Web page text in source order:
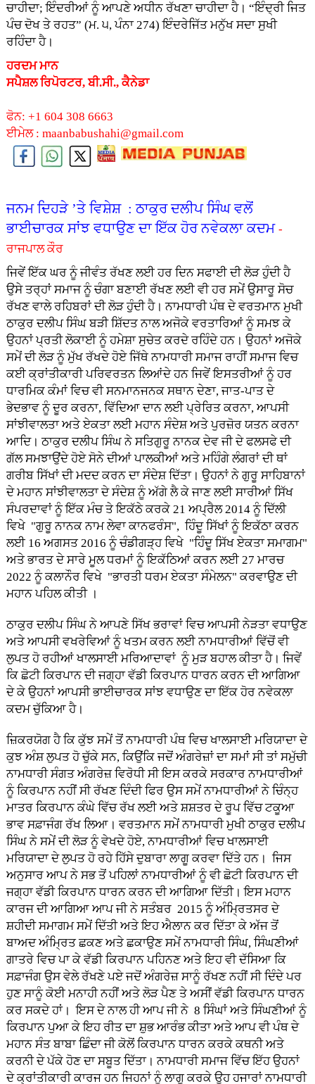
ਚਾਹੀਦਾ; ਇੰਦਰੀਆਂ ਨੂੰ ਆਪਣੇ ਅਧੀਨ ਰੱਖਣਾ ਚਾਹੀਦਾ ਹੈ। “ਇੰਦ੍ਰੀ ਜਿਤ
ਪੰਚ ਦੋਖ ਤੇ ਰਹਤ” (ਮ. ੫, ਪੰਨਾ 274) ਇੰਦਰੇਜਿੱਤ ਮਨੁੱਖ ਸਦਾ ਸੁਖੀ
ਰਹਿੰਦਾ ਹੈ।
ਹਰਦਮ ਮਾਨ
ਸਪੈਸ਼ਲ ਰਿਪੋਰਟਰ, ਬੀ.ਸੀ., ਕੈਨੇਡਾ
ਫੋਨ: +1 604 308 6663
ਈਮੇਲ : maanbabushahi@gmail.com
ਜਨਮ ਦਿਹੜੇ ’ਤੇ ਵਿਸ਼ੇਸ਼ : ਠਾਕੁਰ ਦਲੀਪ ਸਿੰਘ ਵਲੋਂ
ਭਾਈਚਾਰਕ ਸਾਂਝ ਵਧਾਉਣ ਦਾ ਇੱਕ ਹੋਰ ਨਵੇਕਲਾ ਕਦਮ -
ਰਾਜਪਾਲ ਕੌਰ
ਜਿਵੇਂ ਇੱਕ ਘਰ ਨੂੰ ਜੀਵੰਤ ਰੱਖਣ ਲਈ ਹਰ ਦਿਨ ਸਫਾਈ ਦੀ ਲੋੜ ਹੁੰਦੀ ਹੈ
ਉਸੇ ਤਰ੍ਹਾਂ ਸਮਾਜ ਨੂੰ ਚੰਗਾ ਬਣਾਈ ਰੱਖਣ ਲਈ ਵੀ ਹਰ ਸਮੇਂ ਉਸਾਰੂ ਸੋਚ
ਰੱਖਣ ਵਾਲੇ ਰਹਿਬਰਾਂ ਦੀ ਲੋੜ ਹੁੰਦੀ ਹੈ। ਨਾਮਧਾਰੀ ਪੰਥ ਦੇ ਵਰਤਮਾਨ ਮੁਖੀ
ਠਾਕੁਰ ਦਲੀਪ ਸਿੰਘ ਬੜੀ ਸ਼ਿੱਦਤ ਨਾਲ ਅਜੋਕੇ ਵਰਤਾਰਿਆਂ ਨੂੰ ਸਮਝ ਕੇ
ਉਹਨਾਂ ਪ੍ਰਤੀ ਲੋਕਾਈ ਨੂੰ ਹਮੇਸ਼ਾ ਸੁਚੇਤ ਕਰਦੇ ਰਹਿੰਦੇ ਹਨ। ਉਹਨਾਂ ਅਜੋਕੇ
ਸਮੇਂ ਦੀ ਲੋੜ ਨੂੰ ਮੁੱਖ ਰੱਖਦੇ ਹੋਏ ਜਿੱਥੇ ਨਾਮਧਾਰੀ ਸਮਾਜ ਰਾਹੀਂ ਸਮਾਜ ਵਿਚ
ਕਈ ਕ੍ਰਾਂਤੀਕਾਰੀ ਪਰਿਵਰਤਨ ਲਿਆਂਦੇ ਹਨ ਜਿਵੇਂ ਇਸਤਰੀਆਂ ਨੂੰ ਹਰ
ਧਾਰਮਿਕ ਕੰਮਾਂ ਵਿਚ ਵੀ ਸਨਮਾਨਜਨਕ ਸਥਾਨ ਦੇਣਾ, ਜਾਤ-ਪਾਤ ਦੇ
ਭੇਦਭਾਵ ਨੂੰ ਦੂਰ ਕਰਨਾ, ਵਿੱਦਿਆ ਦਾਨ ਲਈ ਪ੍ਰੇਰਿਤ ਕਰਨਾ, ਆਪਸੀ
ਸਾਂਝੀਵਾਲਤਾ ਅਤੇ ਏਕਤਾ ਲਈ ਮਹਾਨ ਸੰਦੇਸ਼ ਅਤੇ ਪੁਰਜ਼ੋਰ ਯਤਨ ਕਰਨਾ
ਆਦਿ। ਠਾਕੁਰ ਦਲੀਪ ਸਿੰਘ ਨੇ ਸਤਿਗੁਰੂ ਨਾਨਕ ਦੇਵ ਜੀ ਦੇ ਫਲਸਫੇ ਦੀ
ਗੱਲ ਸਮਝਾਉਂਦੇ ਹੋਏ ਸੋਨੇ ਦੀਆਂ ਪਾਲਕੀਆਂ ਅਤੇ ਮਹਿੰਗੇ ਲੰਗਰਾਂ ਦੀ ਥਾਂ
ਗਰੀਬ ਸਿੱਖਾਂ ਦੀ ਮਦਦ ਕਰਨ ਦਾ ਸੰਦੇਸ਼ ਦਿੱਤਾ। ਉਹਨਾਂ ਨੇ ਗੁਰੂ ਸਾਹਿਬਾਨਾਂ
ਦੇ ਮਹਾਨ ਸਾਂਝੀਵਾਲਤਾ ਦੇ ਸੰਦੇਸ਼ ਨੂੰ ਅੱਗੇ ਲੈ ਕੇ ਜਾਣ ਲਈ ਸਾਰੀਆਂ ਸਿੱਖ
ਸੰਪਰਦਾਵਾਂ ਨੂੰ ਇੱਕ ਮੰਚ ਤੇ ਇਕੱਠੇ ਕਰਕੇ 21 ਅਪ੍ਰੈਲ 2014 ਨੂੰ ਦਿੱਲੀ
ਵਿਖੇ "ਗੁਰੂ ਨਾਨਕ ਨਾਮ ਲੇਵਾ ਕਾਨਫਰੰਸ", ਹਿੰਦੂ ਸਿੱਖਾਂ ਨੂੰ ਇਕੱਠਾ ਕਰਨ
ਲਈ 16 ਅਗਸਤ 2016 ਨੂੰ ਚੰਡੀਗੜ੍ਹ ਵਿਖੇ "ਹਿੰਦੂ ਸਿੱਖ ਏਕਤਾ ਸਮਾਗਮ"
ਅਤੇ ਭਾਰਤ ਦੇ ਸਾਰੇ ਮੂਲ ਧਰਮਾਂ ਨੂੰ ਇਕੱਠਿਆਂ ਕਰਨ ਲਈ 27 ਮਾਰਚ
2022 ਨੂੰ ਕਲਾਨੌਰ ਵਿਖੇ "ਭਾਰਤੀ ਧਰਮ ਏਕਤਾ ਸੰਮੇਲਨ" ਕਰਵਾਉਣ ਦੀ
ਮਹਾਨ ਪਹਿਲ ਕੀਤੀ ।
ਠਾਕੁਰ ਦਲੀਪ ਸਿੰਘ ਨੇ ਆਪਣੇ ਸਿੱਖ ਭਰਾਵਾਂ ਵਿਚ ਆਪਸੀ ਨੇੜਤਾ ਵਧਾਉਣ
ਅਤੇ ਆਪਸੀ ਵਖਰੇਵਿਆਂ ਨੂੰ ਖਤਮ ਕਰਨ ਲਈ ਨਾਮਧਾਰੀਆਂ ਵਿੱਚੋਂ ਵੀ
ਲੁਪਤ ਹੋ ਰਹੀਆਂ ਖਾਲਸਾਈ ਮਰਿਆਦਾਵਾਂ ਨੂੰ ਮੁੜ ਬਹਾਲ ਕੀਤਾ ਹੈ। ਜਿਵੇਂ
ਕਿ ਛੋਟੀ ਕਿਰਪਾਨ ਦੀ ਜਗ੍ਹਾ ਵੱਡੀ ਕਿਰਪਾਨ ਧਾਰਨ ਕਰਨ ਦੀ ਆਗਿਆ
ਦੇ ਕੇ ਉਹਨਾਂ ਆਪਸੀ ਭਾਈਚਾਰਕ ਸਾਂਝ ਵਧਾਉਣ ਦਾ ਇੱਕ ਹੋਰ ਨਵੇਕਲਾ
ਕਦਮ ਚੁੱਕਿਆ ਹੈ।
ਜ਼ਿਕਰਯੋਗ ਹੈ ਕਿ ਕੁੱਝ ਸਮੇਂ ਤੋਂ ਨਾਮਧਾਰੀ ਪੰਥ ਵਿਚ ਖਾਲਸਾਈ ਮਰਿਯਾਦਾ ਦੇ
ਕੁਝ ਅੰਸ਼ ਲੁਪਤ ਹੋ ਚੁੱਕੇ ਸਨ, ਕਿਉਂਕਿ ਜਦੋਂ ਅੰਗਰੇਜ਼ਾਂ ਦਾ ਸਮਾਂ ਸੀ ਤਾਂ ਸਮੁੱਚੀ
ਨਾਮਧਾਰੀ ਸੰਗਤ ਅੰਗਰੇਜ਼ ਵਿਰੋਧੀ ਸੀ ਇਸ ਕਰਕੇ ਸਰਕਾਰ ਨਾਮਧਾਰੀਆਂ
ਨੂੰ ਕਿਰਪਾਨ ਨਹੀਂ ਸੀ ਰੱਖਣ ਦਿੰਦੀ ਫਿਰ ਉਸ ਸਮੇਂ ਨਾਮਧਾਰੀਆਂ ਨੇ ਚਿੰਨ੍ਹ
ਮਾਤਰ ਕਿਰਪਾਨ ਕੰਘੇ ਵਿੱਚ ਰੱਖ ਲਈ ਅਤੇ ਸ਼ਸ਼ਤਰ ਦੇ ਰੂਪ ਵਿੱਚ ਟਕੂਆ
ਭਾਵ ਸਫ਼ਾਜੰਗ ਰੱਖ ਲਿਆ। ਵਰਤਮਾਨ ਸਮੇਂ ਨਾਮਧਾਰੀ ਮੁਖੀ ਠਾਕੁਰ ਦਲੀਪ
ਸਿੰਘ ਨੇ ਸਮੇਂ ਦੀ ਲੋੜ ਨੂੰ ਵੇਖਦੇ ਹੋਏ, ਨਾਮਧਾਰੀਆਂ ਵਿਚ ਖਾਲਸਾਈ
ਮਰਿਯਾਦਾ ਦੇ ਲੁਪਤ ਹੋ ਰਹੇ ਹਿੱਸੇ ਦੁਬਾਰਾ ਲਾਗੂ ਕਰਵਾ ਦਿੱਤੇ ਹਨ। ਜਿਸ
ਅਨੁਸਾਰ ਆਪ ਨੇ ਸਭ ਤੋਂ ਪਹਿਲਾਂ ਨਾਮਧਾਰੀਆਂ ਨੂੰ ਵੀ ਛੋਟੀ ਕਿਰਪਾਨ ਦੀ
ਜਗ੍ਹਾ ਵੱਡੀ ਕਿਰਪਾਨ ਧਾਰਨ ਕਰਨ ਦੀ ਆਗਿਆ ਦਿੱਤੀ। ਇਸ ਮਹਾਨ
ਕਾਰਜ ਦੀ ਆਗਿਆ ਆਪ ਜੀ ਨੇ ਸਤੰਬਰ 2015 ਨੂੰ ਅੰਮ੍ਰਿਤਸਰ ਦੇ
ਸ਼ਹੀਦੀ ਸਮਾਗਮ ਸਮੇਂ ਦਿੱਤੀ ਅਤੇ ਇਹ ਐਲਾਨ ਕਰ ਦਿੱਤਾ ਕੇ ਅੱਜ ਤੋਂ
ਬਾਅਦ ਅੰਮ੍ਰਿਤ ਛਕਣ ਅਤੇ ਛਕਾਉਣ ਸਮੇਂ ਨਾਮਧਾਰੀ ਸਿੰਘ, ਸਿੰਘਣੀਆਂ
ਗਾਤਰੇ ਵਿਚ ਪਾ ਕੇ ਵੱਡੀ ਕਿਰਪਾਨ ਪਹਿਨਣ ਅਤੇ ਇਹ ਵੀ ਦੱਸਿਆ ਕਿ
ਸਫ਼ਾਜੰਗ ਉਸ ਵੇਲੇ ਰੱਖਣੇ ਪਏ ਜਦੋਂ ਅੰਗਰੇਜ਼ ਸਾਨੂੰ ਰੱਖਣ ਨਹੀਂ ਸੀ ਦਿੰਦੇ ਪਰ
ਹੁਣ ਸਾਨੂੰ ਕੋਈ ਮਨਾਹੀ ਨਹੀਂ ਅਤੇ ਲੋੜ ਪੈਣ ਤੇ ਅਸੀਂ ਵੱਡੀ ਕਿਰਪਾਨ ਧਾਰਨ
ਕਰ ਸਕਦੇ ਹਾਂ। ਇਸ ਦੇ ਨਾਲ ਹੀ ਆਪ ਜੀ ਨੇ 8 ਸਿੰਘਾਂ ਅਤੇ ਸਿੰਘਣੀਆਂ ਨੂੰ
ਕਿਰਪਾਨ ਪੁਆ ਕੇ ਇਹ ਰੀਤ ਦਾ ਸ਼ੁਭ ਆਰੰਭ ਕੀਤਾ ਅਤੇ ਆਪ ਵੀ ਪੰਥ ਦੇ
ਮਹਾਨ ਸੰਤ ਬਾਬਾ ਛਿੰਦਾ ਜੀ ਕੋਲੋਂ ਕਿਰਪਾਨ ਧਾਰਨ ਕਰਕੇ ਕਥਨੀ ਅਤੇ
ਕਰਨੀ ਦੇ ਪੱਕੇ ਹੋਣ ਦਾ ਸਬੂਤ ਦਿੱਤਾ। ਨਾਮਧਾਰੀ ਸਮਾਜ ਵਿੱਚ ਇੱਹ ਉਹਨਾਂ
ਦੇ ਕ੍ਰਾਂਤੀਕਾਰੀ ਕਾਰਜ ਹਨ ਜਿਹਨਾਂ ਨੂੰ ਲਾਗੂ ਕਰਕੇ ਉਹ ਹਜਾਰਾਂ ਨਾਮਧਾਰੀ